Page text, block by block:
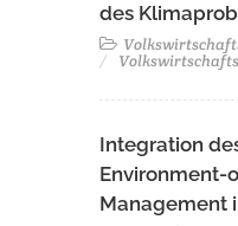
des
Integration
Environment-
Management